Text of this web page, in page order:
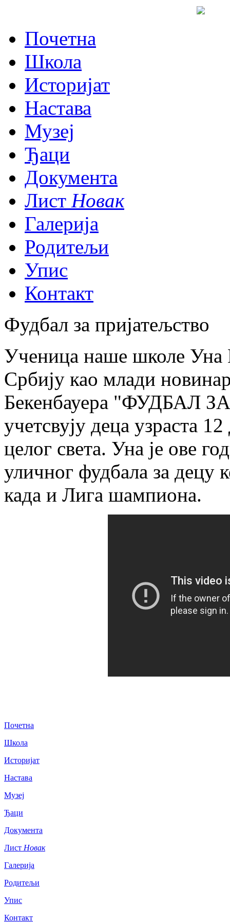
Почетна
Школа
Историјат
Настава
Музеј
Ђаци
Документа
Лист Новак
Галерија
Родитељи
Упис
Контакт
Фудбал за пријатељство
Ученица наше школе Уна
Србију као млади
Бекенбауера "ФУДБАЛ
учетсвују деца узраста
целог света. Уна је ове
уличног фудбала за децу
када и Лига шампиона.
Почетна
Школа
Историјат
Настава
Музеј
Ђаци
Документа
Лист Новак
Галерија
Родитељи
Упис
Контакт